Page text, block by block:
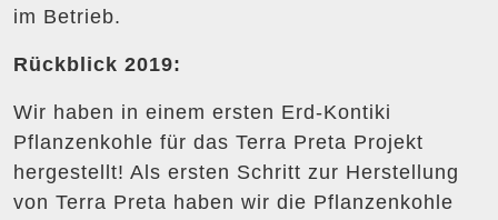
im Betrieb.
Rückblick 2019:
Wir haben in einem ersten Erd-Kontiki
Pflanzenkohle für das Terra Preta Projekt
hergestellt! Als ersten Schritt zur Herstellung
von Terra Preta haben wir die Pflanzenkohle